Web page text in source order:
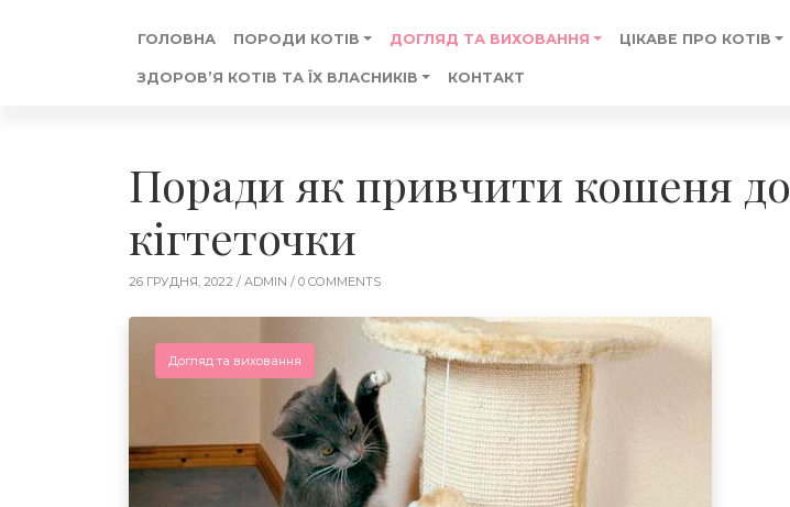
ГОЛОВНА ПОРОДИ КОТІВ ДОГЛЯД ТА ВИХОВАННЯ ЦІКАВЕ ПРО КОТІВ
ЗДОРОВ’Я КОТІВ ТА ЇХ ВЛАСНИКІВ КОНТАКТ
Поради як привчити кошеня до
кігтеточки
26 ГРУДНЯ, 2022 / ADMIN / 0 COMMENTS
Догляд та виховання